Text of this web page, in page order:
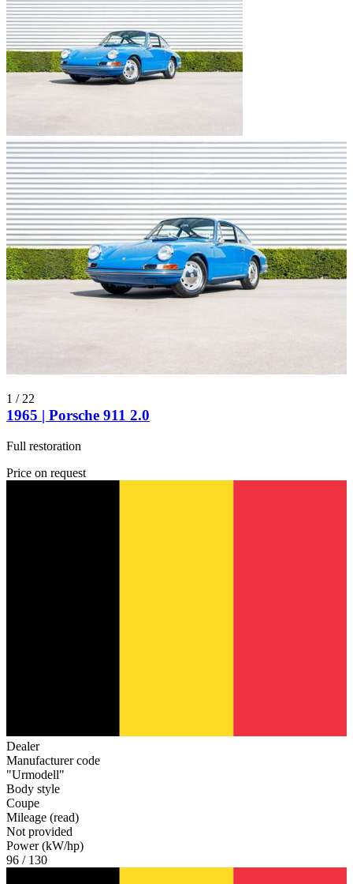
1 / 22
1965 | Porsche 911 2.0
Full restoration
Price on request
Dealer
Manufacturer code
"Urmodell"
Body style
Coupe
Mileage (read)
Not provided
Power (kW/hp)
96 / 130